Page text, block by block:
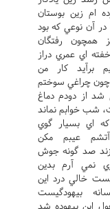
ام زين بوستان
آن نوعي که بود
همچون رفتگان
اي عمري دراز
برآيد کار من
چراغي سوختم
از دودم دماغ
شب خوابم نماند
اي بسيار گوي
عيبم مکن
صد گونه جوش
نمي آرم بدين
خالي درد اين
بيهودگيست
اين بيهوده شد